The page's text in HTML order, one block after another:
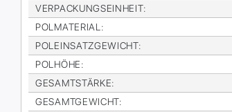
VER­PA­CKUNGS­EIN­HEIT:
POL­MA­TE­RI­AL:
POL­EIN­SATZ­GE­WICHT:
POL­HÖ­HE:
GE­SAMT­STÄR­KE:
GE­SAMT­GE­WICHT: